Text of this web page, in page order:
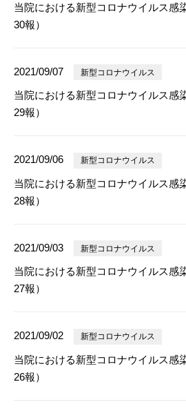
当院における新型コロナウイルス感
30報）
2021/09/07 新型コロナウイルス
当院における新型コロナウイルス感
29報）
2021/09/06 新型コロナウイルス
当院における新型コロナウイルス感
28報）
2021/09/03 新型コロナウイルス
当院における新型コロナウイルス感
27報）
2021/09/02 新型コロナウイルス
当院における新型コロナウイルス感
26報）